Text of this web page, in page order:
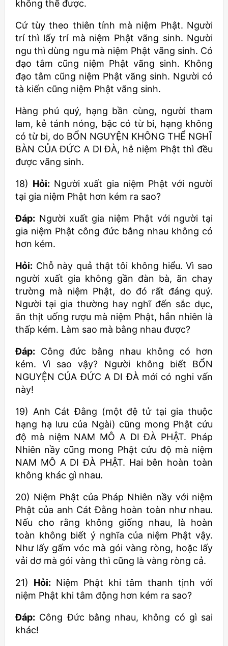
không thể được.
Cứ tùy theo thiên tính mà niệm Phật. Người
trí thì lấy trí mà niệm Phật vãng sinh. Người
ngu thì dùng ngu mà niệm Phật vãng sinh. Có
đạo tâm cũng niệm Phật vãng sinh. Không
đạo tâm cũng niệm Phật vãng sinh. Người có
tà kiến cũng niệm Phật vãng sinh.
Hàng phú quý, hạng bần cùng, người tham
lam, kẻ tánh nóng, bậc có từ bi, hạng không
có từ bi, do BỔN NGUYỆN KHÔNG THỂ NGHĨ
BÀN CỦA ĐỨC A DI ĐÀ, hễ niệm Phật thì đều
được vãng sinh.
18) Hỏi: Người xuất gia niệm Phật với người
tại gia niệm Phật hơn kém ra sao?
Đáp: Người xuất gia niệm Phật với người tại
gia niệm Phật công đức bằng nhau không có
hơn kém.
Hỏi: Chỗ này quả thật tôi không hiểu. Vì sao
người xuất gia không gần đàn bà, ăn chay
trường mà niệm Phật, do đó rất đáng quý.
Người tại gia thường hay nghĩ đến sắc dục,
ăn thịt uống rượu mà niệm Phật, hẳn nhiên là
thấp kém. Làm sao mà bằng nhau được?
Đáp: Công đức bằng nhau không có hơn
kém. Vì sao vậy? Người không biết BỔN
NGUYỆN CỦA ĐỨC A DI ĐÀ mới có nghi vấn
này!
19) Anh Cát Đằng (một đệ tử tại gia thuộc
hạng hạ lưu của Ngài) cũng mong Phật cứu
độ mà niệm NAM MÔ A DI ĐÀ PHẬT. Pháp
Nhiên nầy cũng mong Phật cứu độ mà niệm
NAM MÔ A DI ĐÀ PHẬT. Hai bên hoàn toàn
không khác gì nhau.
20) Niệm Phật của Pháp Nhiên nầy với niệm
Phật của anh Cát Đằng hoàn toàn như nhau.
Nếu cho rằng không giống nhau, là hoàn
toàn không biết ý nghĩa của niệm Phật vậy.
Như lấy gấm vóc mà gói vàng ròng, hoặc lấy
vải dơ mà gói vàng thì cũng là vàng ròng cả.
21) Hỏi: Niệm Phật khi tâm thanh tịnh với
niệm Phật khi tâm động hơn kém ra sao?
Đáp: Công Đức bằng nhau, không có gì sai
khác!